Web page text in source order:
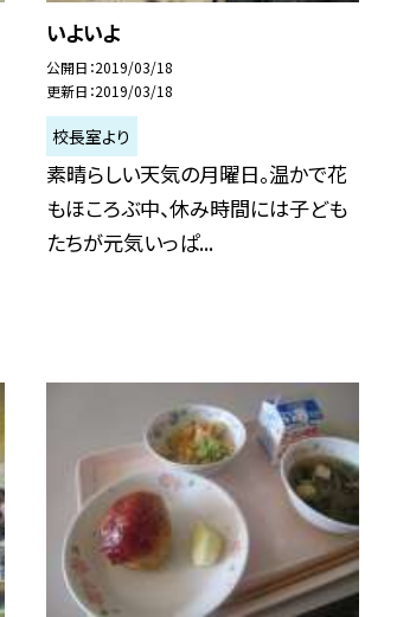
いよいよ
公開日 2019/03/18
更新日 2019/03/18
校長室より
素晴らしい天気の月曜日。温かで花
もほころぶ中、休み時間には子ども
たちが元気いっぱ...